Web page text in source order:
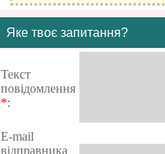
Яке твоє запитання?
Текст
повідомлення
*:
E-mail
відправника